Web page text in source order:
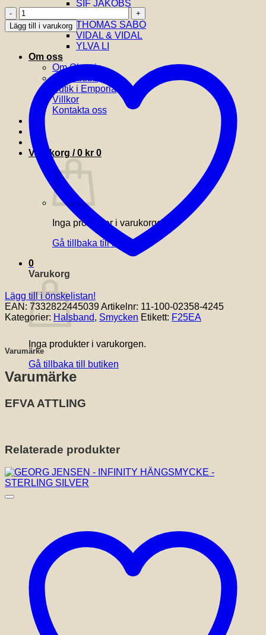
SIF JAKOBS
THOMAS SABO
VIDAL & VIDAL
YLVA LI
Om oss
Om Glensia
Kundklubb
Butik i Emporia
Villkor
Kontakta oss
Varukorg /0 kr 0
Inga produkter i varukorgen.
Gå tillbaka till butiken
0
Varukorg
Inga produkter i varukorgen.
Gå tillbaka till butiken
EFVA
ATTLING
-
Love
Pendant
mängd
Lägg till i varukorg
Lägg till i önskelistan!
EAN: 7332822445039Artikelnr: 11-100-02358-4245
Kategorier: Halsband, Smycken Etikett: F25EA
Varumärke
Varumärke
EFVA ATTLING
Relaterade produkter